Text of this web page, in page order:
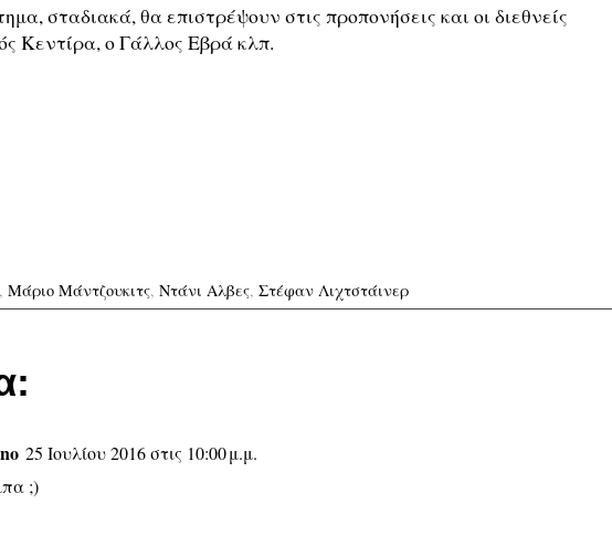
σταδιακά, θα επιστρέψουν στις προπονήσεις και οι διεθνείς
Κεντίρα, ο Γάλλος Εβρά κλπ.
Μάριο Μάντζουκιτς, Ντάνι Αλβες, Στέφαν Λιχτστάινερ
25 Ιουλίου 2016 στις 10:00 μ.μ.
;)